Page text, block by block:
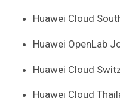
Huawei Cloud
Huawei OpenLab
Huawei Cloud
Huawei Cloud